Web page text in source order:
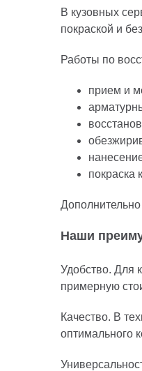
В кузовных
покраской и
Работы по
прием и
покраска
Наши
Удобство. Для
примерную
Качество. В
оптимального